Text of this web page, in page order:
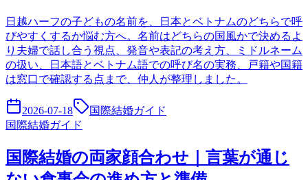
日越ハーフの子どもの名前を、日本とベトナムのどちらで呼
びやすくするか悩む方へ。名前はどちらの国風かで決めるよ
り夫婦で話し合う視点、発音や表記の考え方、ミドルネーム
の扱い、日本語とベトナム語での呼び名の実務、戸籍や国籍
は窓口で確認する点まで、仲人が整理しました。
2026-07-18
国際結婚ガイド
国際結婚ガイド
国際結婚の両家顔合わせ｜言葉が通じ